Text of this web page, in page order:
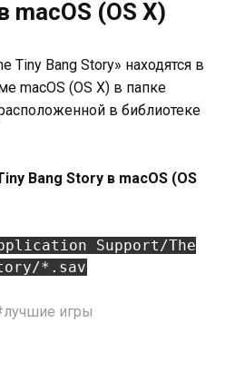
macOS (OS X)
Tiny Bang Story» находятся в
macOS (OS X) в папке
в библиотеке
Bang Story в macOS (OS
Support/The
*.sav
лучшие игры